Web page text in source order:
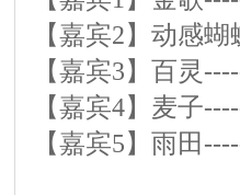
【嘉宾2】动感
【嘉宾3】百灵
【嘉宾4】麦子
【嘉宾5】雨田